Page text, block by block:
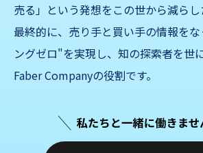
売る」 という発想をこの世から減らし
最終的に、売り手と買い手の情報を
ングゼロ"を実現し、知の探索者を世
Faber Companyの役割です。